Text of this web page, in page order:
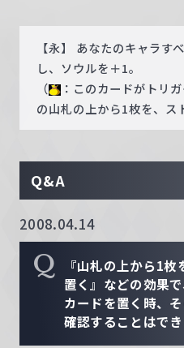
【永】 あなたのキャラす
し、ソウルを＋1。
（
：このカードがトリ
の山札の上から1枚を、ス
Q&A
2008.04.14
Q
『山札の上から1
置く』などの効果
カードを置く時、
確認することはで